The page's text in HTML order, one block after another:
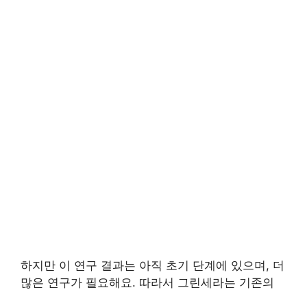
하지만 이 연구 결과는 아직 초기 단계에 있으며, 더
많은 연구가 필요해요. 따라서 그린세라는 기존의